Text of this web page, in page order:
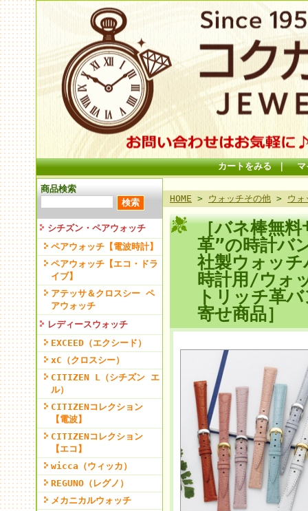
カートをみる｜ マ
商品検索
シチズン・ペアウォッチ
ペアウォッチ【電波時計】
ペアウォッチ【エコ・ドラ
イブ】
アテッサ＆クロスシー ペ
アウォッチ
レディースウォッチ
EXCEED（エクシード）
xC（クロスシー）
CITIZEN L（シチズン エ
ル）
CITIZENコレクション
【電波】
CITIZENコレクション
【エコ】
wicca（ウィッカ）
REGUNO（レグノ）
メカニカルウォッチ
HOME > ウォッチその他 > ウォ
［バネ棒無
革”の時計バ
社製ウォッ
時計用/ウォ
トリッチ革
寄せ商品］